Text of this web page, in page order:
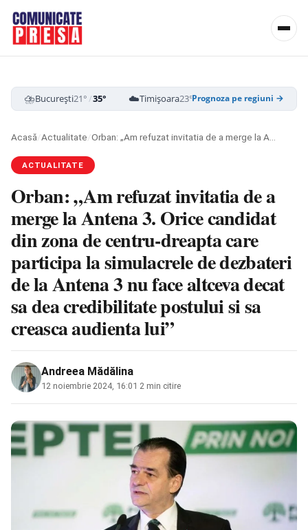
⛈️București21°/35° ☁️Timișoara23°/35° ☁️Cluj-Napoca
Prognoza pe regiuni →
Acasă/Actualitate/
ACTUALITATE
Orban: „Am refuzat invitatia de a
merge la Antena 3. Orice candidat
din zona de centru-dreapta care
participa la simulacrele de dezbateri
de la Antena 3 nu face altceva decat
sa dea credibilitate postului si sa
creasca audienta lui”
Andreea Mădălina
12 noiembrie 2024, 16:01 2 min citire